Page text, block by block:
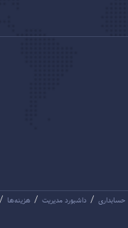
حسابداری / داشبورد مدیریت / هزینه‌ها /